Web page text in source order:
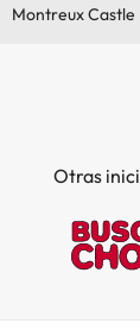
Montreux
Otras